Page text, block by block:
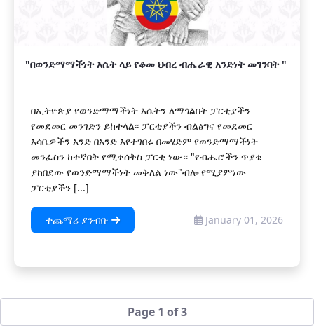
"በወንድማማችነት እሴት ላይ የቆመ ህብረ ብሔራዊ አንድነት መገንባት "
በኢትዮጵያ የወንድማማችነት እሴትን ለማጎልበት ፓርቲያችን
የመደመር መንገድን ይከተላል፡፡ ፓርቲያችን ብልፅግና የመደመር
እሳቤዎችን አንድ በአንድ እየተገበሩ በመሄድም የወንድማማችነት
መንፈስን ከተኛበት የሚቀሰቅስ ፓርቲ ነው። "የብሔሮችን ጥያቄ
ያከበደው የወንድማማችነት መቅለል ነው"ብሎ የሚያምነው
ፓርቲያችን [...]
ተጨማሪ ያንብቡ January 01, 2026
Page 1 of 3